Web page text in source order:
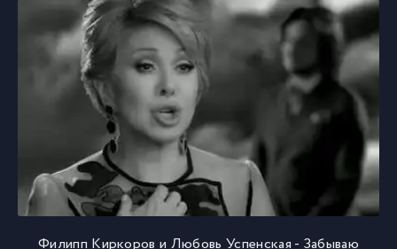
Филипп Киркоров и Любовь Успенская - Забываю